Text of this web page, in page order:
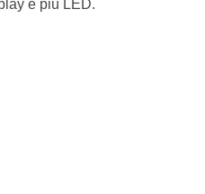
e più LED.